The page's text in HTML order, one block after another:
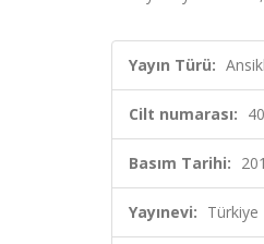
Yayın Türü:
Cilt numarası: 40
Basım Tarihi:
Yayınevi: Türkiye